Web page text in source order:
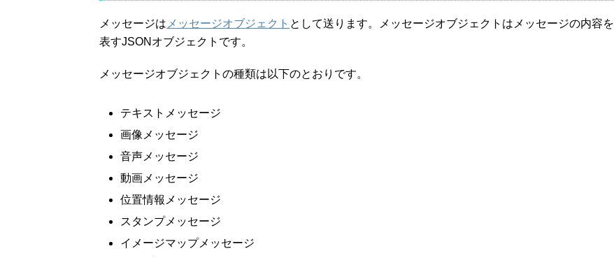
メッセージは メッセージオブジェクト として送ります。メッセージオブジェクトはメッセージの内容を
表すJSONオブジェクトです。
メッセージオブジェクトの種類は以下のとおりです。
テキストメッセージ
画像メッセージ
音声メッセージ
動画メッセージ
位置情報メッセージ
スタンプメッセージ
イメージマップメッセージ